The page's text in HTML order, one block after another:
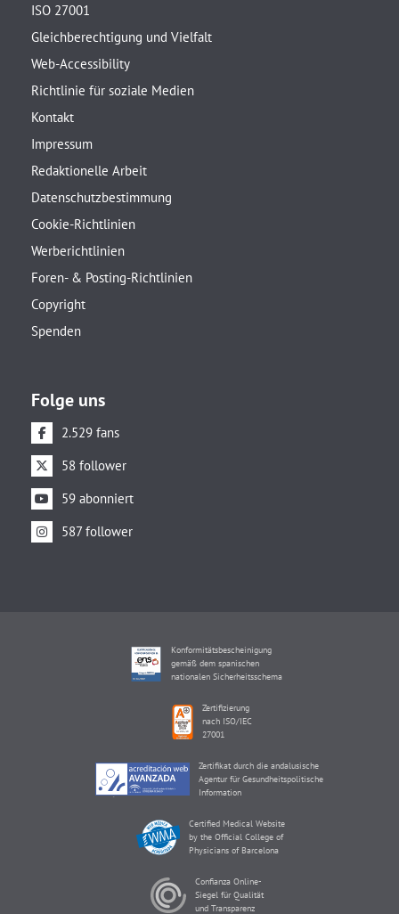
ISO 27001
Gleichberechtigung und Vielfalt
Web-Accessibility
Richtlinie für soziale Medien
Kontakt
Impressum
Redaktionelle Arbeit
Datenschutzbestimmung
Cookie-Richtlinien
Werberichtlinien
Foren- & Posting-Richtlinien
Copyright
Spenden
Folge uns
2.529 fans
58 follower
59 abonniert
587 follower
Konformitätsbescheinigung
gemäß dem spanischen
nationalen Sicherheitsschema
Zertifizierung
nach ISO/IEC
27001
Zertifikat durch die andalusische
Agentur für Gesundheitspolitische
Information
Certified Medical Website
by the Official College of
Physicians of Barcelona
Confianza Online-
Siegel für Qualität
und Transparenz